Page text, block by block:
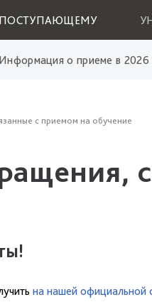
ПОСТУПАЮЩЕМУ
Информация о приеме в 2026
с приемом на обучение
на нашей официальной